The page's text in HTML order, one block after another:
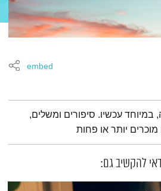
embed
עכשיו. סיפורים ומשלים,
יותר או פחות
להקשיב גם: